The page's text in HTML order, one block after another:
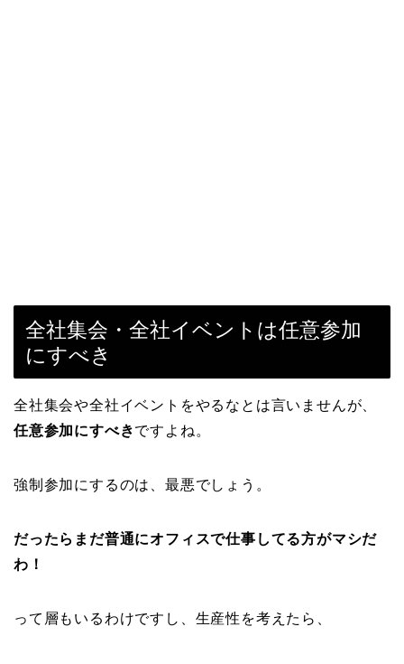
全社集会・全社イベントは任意参加
にすべき
全社集会や全社イベントをやるなとは言いませんが、
任意参加にすべきですよね。
強制参加にするのは、最悪でしょう。
だったらまだ普通にオフィスで仕事してる方がマシだ
わ！
って層もいるわけですし、生産性を考えたら、